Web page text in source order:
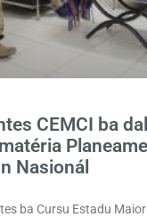
CEMCI ba
Nasionál
ba Cursu Estadu